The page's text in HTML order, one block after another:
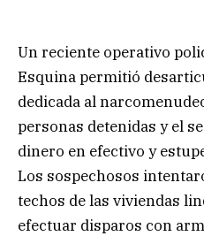
Un reciente operativo
Esquina permitió
dedicada al
personas detenidas y el
dinero en efectivo y
Los sospechosos
techos de las viviendas
efectuar disparos con